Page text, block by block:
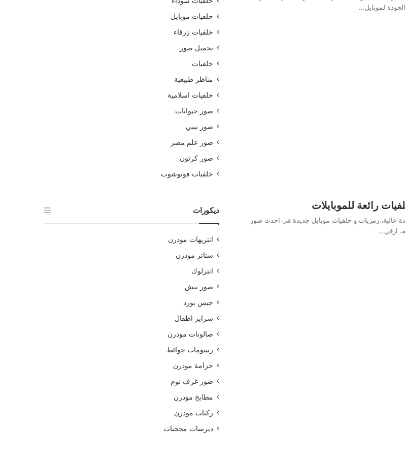
لموبايل…
رائعة للموبايلات
خلفيات موبايل 2019 بجودة عالية، رمزيات و خلفيات موبايل جديدة في احدث صور
ارقي…
خلفيات موبايل
خلفيات زرقاء
تحميل صور
خلفيات
مناظر طبيعية
خلفيات اسلامية
صور حيوانات
صور بيبي
صور علم مصر
صور كرتون
خلفيات فوتوشوب
ديكورات
انتريهات مودرن
ستائر مودرن
انترلوك
صور نيش
جبس بورد
سراير اطفال
صالونات مودرن
رسومات حوائط
جزامة مودرن
صور غرف نوم
مطابخ مودرن
ركنات مودرن
ديرسات محجبات